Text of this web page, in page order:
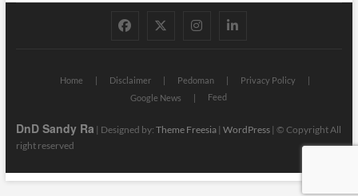
facebooktwitterinstagram
linkedin
Home Disclaimer Pedoman
Privacy Policy
Google News
Feed
DnD Sandy Ra | Designed by: Theme Freesia| WordPress| © Copyright All
right reserved